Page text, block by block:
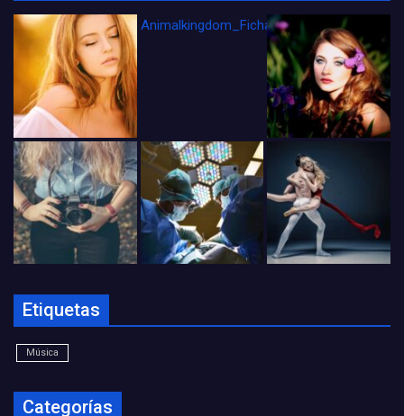
Animalkingdom_FichaCine
Etiquetas
Música
Categorías